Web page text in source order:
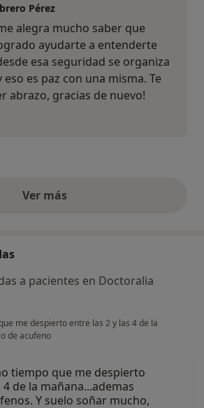
Pérez
alegra mucho saber que
ayudarte a entenderte
esa seguridad se organiza
es paz con una misma. Te
abrazo, gracias de nuevo!
Ver másopiniones anteriores
a pacientes en Doctoralia
me despierto entre las 2 y las 4 de la
de acufeno
tiempo que me despierto
de la mañana...ademas
Y suelo soñar mucho,